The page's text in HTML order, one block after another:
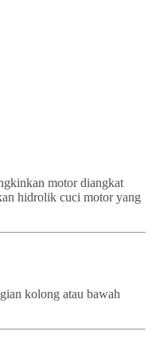
motor diangkat
hidrolik cuci motor yang
kolong atau bawah